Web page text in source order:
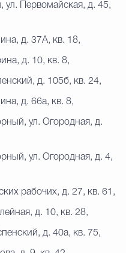
Первомайская, д. 45,
д. 37А, кв. 18,
д. 10, кв. 8,
д. 105б, кв. 24,
д. 66а, кв. 8,
ул. Огородная, д.
ул. Огородная, д. 4,
рабочих, д. 27, кв. 61,
д. 10, кв. 28,
д. 40а, кв. 75,